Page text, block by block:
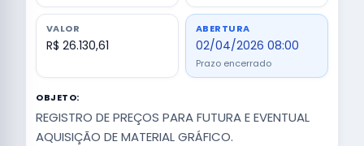
VALOR
R$ 26.130,61
ABERTURA
02/04/2026 08:00
Prazo encerrado
OBJETO:
REGISTRO DE PREÇOS PARA FUTURA E EVENTUAL
AQUISIÇÃO DE MATERIAL GRÁFICO.